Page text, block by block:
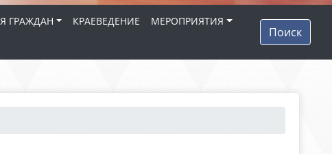
ГРАЖДАН КРАЕВЕДЕНИЕ
МЕРОПРИЯТИЯ
Поиск